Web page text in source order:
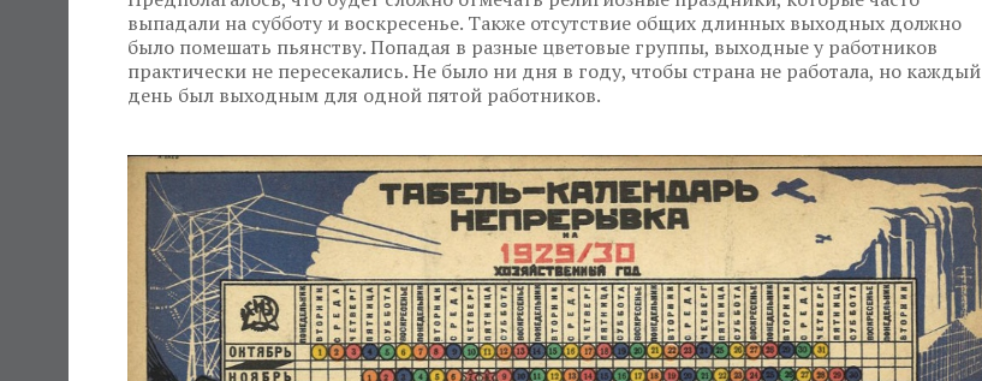
выпадали на субботу и воскресенье. Также отсутствие общих длинных выходных должно
было помешать пьянству. Попадая в разные цветовые группы, выходные у работников
практически не пересекались. Не было ни дня в году, чтобы страна не работала, но каждый
день был выходным для одной пятой работников.